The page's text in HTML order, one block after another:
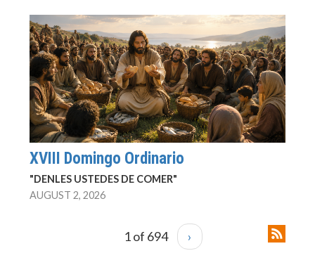
XVIII Domingo Ordinario
"DENLES USTEDES DE COMER"
AUGUST 2, 2026
1 of 694 ›